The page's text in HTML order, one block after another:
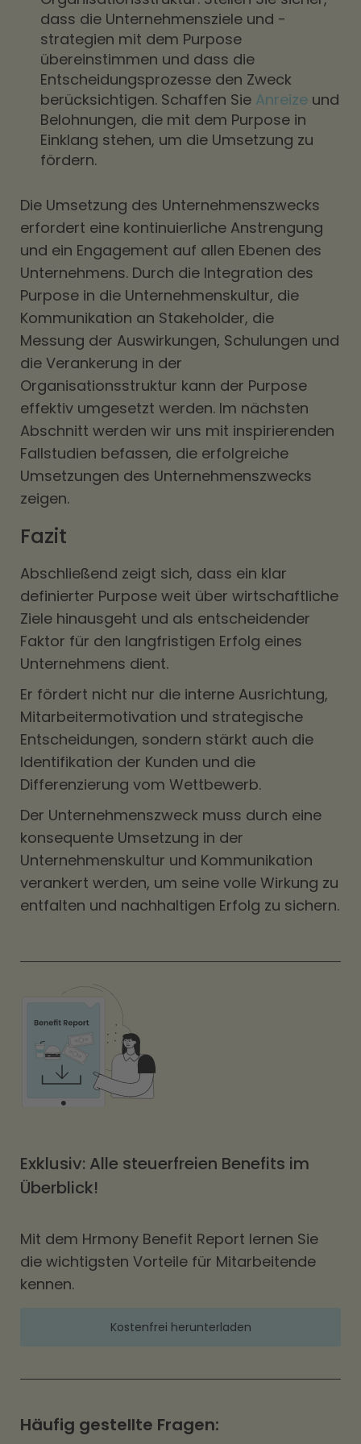
dass die Unternehmensziele und -
strategien mit dem Purpose
übereinstimmen und dass die
Entscheidungsprozesse den Zweck
berücksichtigen. Schaffen Sie Anreize und
Belohnungen, die mit dem Purpose in
Einklang stehen, um die Umsetzung zu
fördern.
Die Umsetzung des Unternehmenszwecks
erfordert eine kontinuierliche Anstrengung
und ein Engagement auf allen Ebenen des
Unternehmens. Durch die Integration des
Purpose in die Unternehmenskultur, die
Kommunikation an Stakeholder, die
Messung der Auswirkungen, Schulungen und
die Verankerung in der
Organisationsstruktur kann der Purpose
effektiv umgesetzt werden. Im nächsten
Abschnitt werden wir uns mit inspirierenden
Fallstudien befassen, die erfolgreiche
Umsetzungen des Unternehmenszwecks
zeigen.
Fazit
Abschließend zeigt sich, dass ein klar
definierter Purpose weit über wirtschaftliche
Ziele hinausgeht und als entscheidender
Faktor für den langfristigen Erfolg eines
Unternehmens dient.
Er fördert nicht nur die interne Ausrichtung,
Mitarbeitermotivation und strategische
Entscheidungen, sondern stärkt auch die
Identifikation der Kunden und die
Differenzierung vom Wettbewerb.
Der Unternehmenszweck muss durch eine
konsequente Umsetzung in der
Unternehmenskultur und Kommunikation
verankert werden, um seine volle Wirkung zu
entfalten und nachhaltigen Erfolg zu sichern.
Exklusiv: Alle steuerfreien Benefits im
Überblick!
Mit dem Hrmony Benefit Report lernen Sie
die wichtigsten Vorteile für Mitarbeitende
kennen.
Kostenfrei herunterladen
Häufig gestellte Fragen: